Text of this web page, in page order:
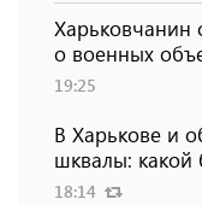
Харьковчанин
о военных
19:25
В Харькове и
шквалы: какой
18:14